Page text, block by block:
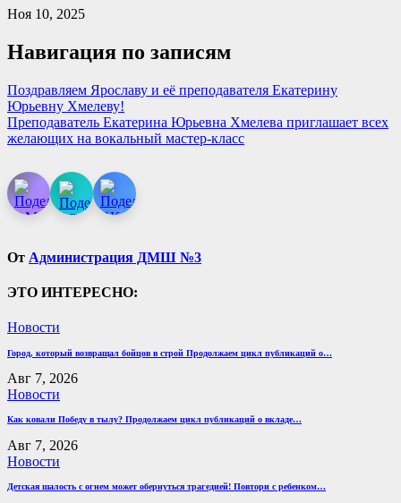
Ноя 10, 2025
Навигация по записям
Поздравляем Ярославу и её преподавателя Екатерину
Юрьевну Хмелеву!
Преподаватель Екатерина Юрьевна Хмелева приглашает всех
желающих на вокальный мастер-класс
От Администрация ДМШ №3
ЭТО ИНТЕРЕСНО:
Новости
Город, который возвращал бойцов в строй Продолжаем цикл публикаций о…
Авг 7, 2026
Новости
Как ковали Победу в тылу? Продолжаем цикл публикаций о вкладе…
Авг 7, 2026
Новости
Детская шалость с огнем может обернуться трагедией! Повтори с ребенком…